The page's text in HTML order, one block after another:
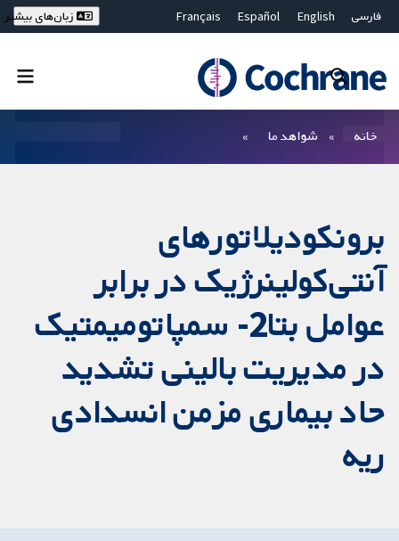
فارسی English
Español
Français
Bahasa Malaysia
ไทย
繁體中文
زبان‌های بیشتر
خانه شواهد ما
برونکودیلاتورهای
آنتی‌کولینرژیک در برابر
عوامل بتا2- سمپاتومیمتیک
در مدیریت بالینی تشدید
حاد بیماری مزمن انسدادی
ریه